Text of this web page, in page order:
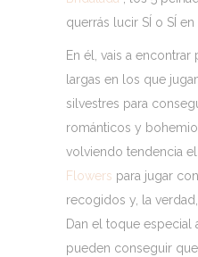
querrás lucir SÍ o SÍ en
En él, vais a
largas en los que
silvestres para
románticos y
volviendo tendencia
Flowers para jugar
recogidos y, la
Dan el toque especial
pueden conseguir